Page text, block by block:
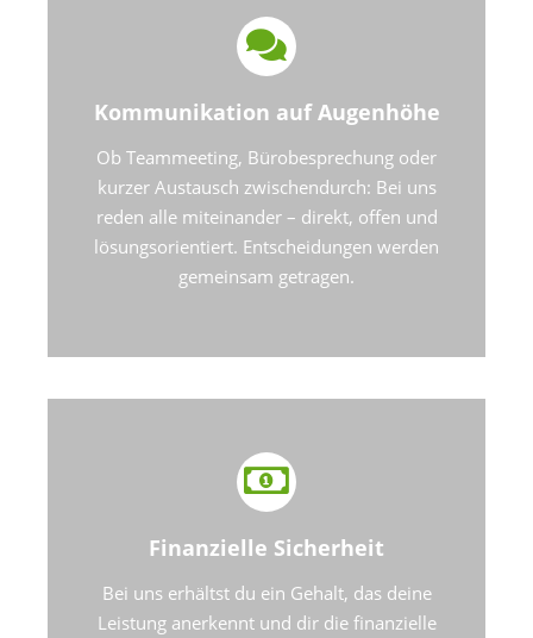
Kommunikation auf Augenhöhe
Ob Teammeeting, Bürobesprechung oder
kurzer Austausch zwischendurch: Bei uns
reden alle miteinander – direkt, offen und
lösungsorientiert. Entscheidungen werden
gemeinsam getragen.
Finanzielle Sicherheit
Bei uns erhältst du ein Gehalt, das deine
Leistung anerkennt und dir die finanzielle